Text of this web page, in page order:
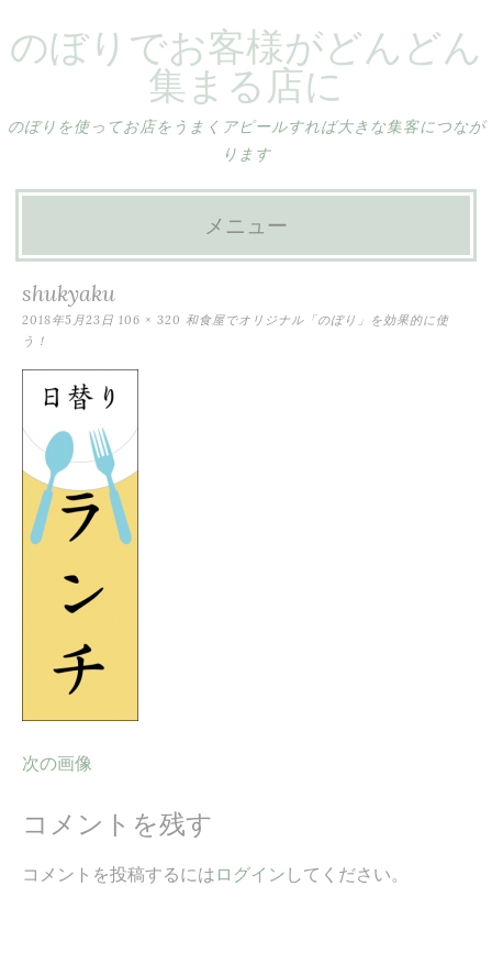
のぼりでお客様がどんどん
集まる店に
のぼりを使ってお店をうまくアピールすれば大きな集客につなが
ります
メニュー
ン
テ
ン
へ
ス
キ
shukyaku
2018年5月23日 106 × 320 和食屋でオリジナル「のぼり」を効果的に使
う！
次の画像
コメントを残す
コメントを投稿するには ログイン してください。